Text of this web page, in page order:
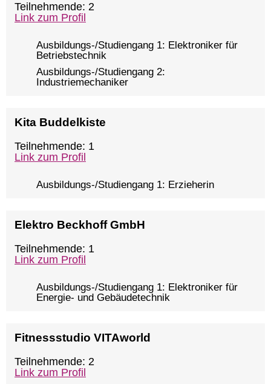
Teilnehmende: 2
Link zum Profil
Ausbildungs-/Studiengang 1: Elektroniker für
Betriebstechnik
Ausbildungs-/Studiengang 2:
Industriemechaniker
Kita Buddelkiste
Teilnehmende: 1
Link zum Profil
Ausbildungs-/Studiengang 1: Erzieherin
Elektro Beckhoff GmbH
Teilnehmende: 1
Link zum Profil
Ausbildungs-/Studiengang 1: Elektroniker für
Energie- und Gebäudetechnik
Fitnessstudio VITAworld
Teilnehmende: 2
Link zum Profil